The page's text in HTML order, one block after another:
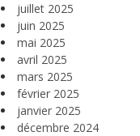
juillet 2025
juin 2025
mai 2025
avril 2025
mars 2025
février 2025
janvier 2025
décembre 2024